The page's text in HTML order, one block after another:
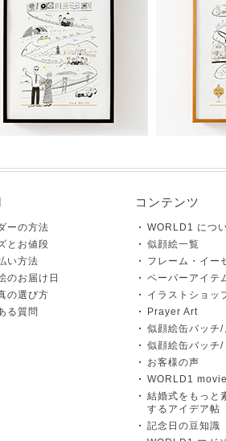
ーの方法
とお値段
い方法
のお届け日
の選び方
る質問
コンテンツ
WORLD1 につ
似顔絵一覧
フレーム・イー
ペーパーアイテ
イラストショッ
Prayer Art
似顔絵缶バッチ/
似顔絵缶バッチ/
お客様の声
WORLD1 movie
結婚式をもっと
するアイデア帖
記念日の豆知識